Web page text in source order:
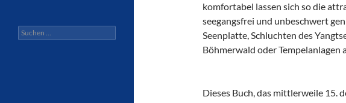
komfortabel lassen sich so die
seegangsfrei und unbeschwert
Seenplatte, Schluchten des
Böhmerwald oder Tempelanlagen
Dieses Buch, das mittlerweile 15.
Suchen
nach: